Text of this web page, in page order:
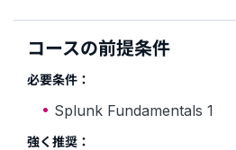
コースの前提条件
必要条件：
Splunk Fundamentals 1
強く推奨：